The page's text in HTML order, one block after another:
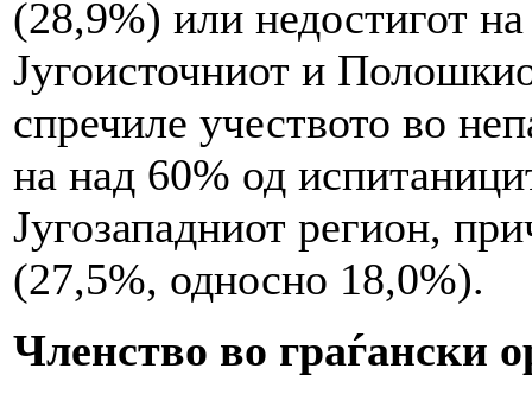
(28,9%) или недостигот
Југоисточниот и
спречиле учеството во
на над 60% од
Југозападниот регион,
(27,5%, односно 18,0%).
Членство во граѓански